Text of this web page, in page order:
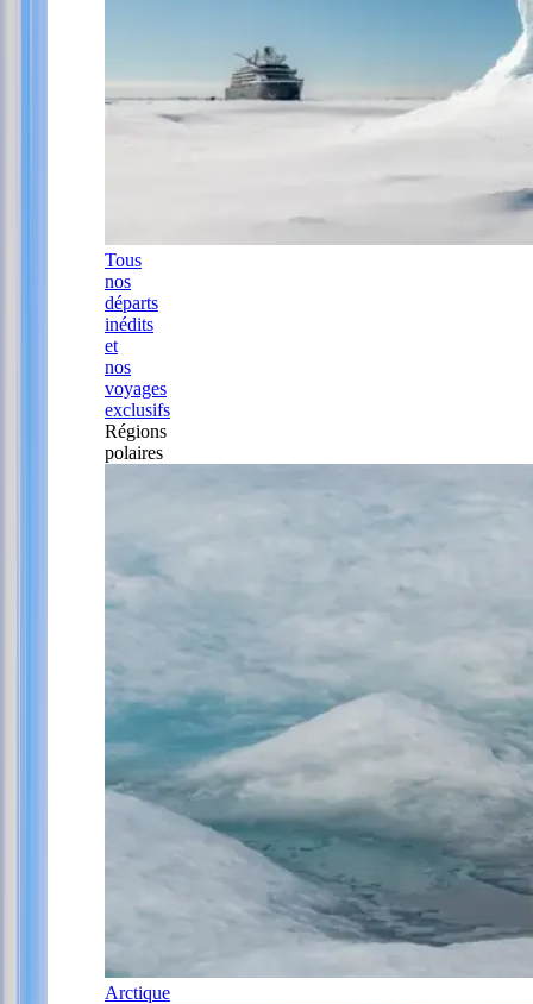
Tous
nos
départs
inédits
et
nos
voyages
exclusifs
Régions
polaires
Arctique